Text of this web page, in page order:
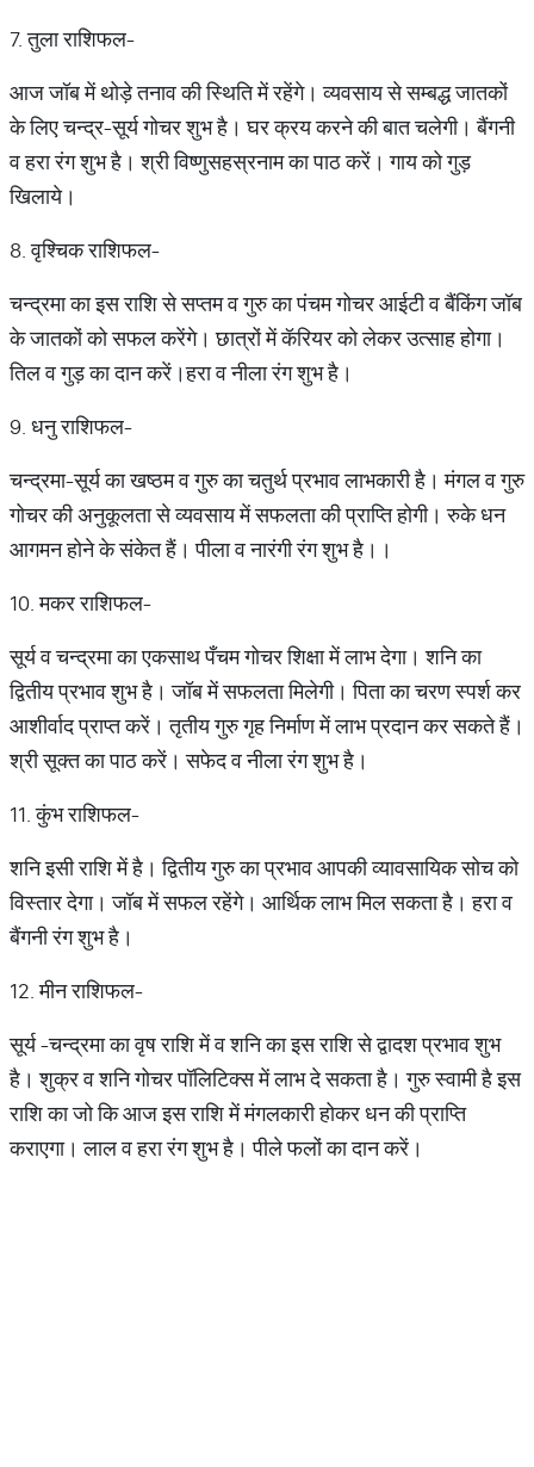
7. तुला राशिफल-
आज जॉब में थोड़े तनाव की स्थिति में रहेंगे। व्यवसाय से सम्बद्ध जातकों
के लिए चन्द्र-सूर्य गोचर शुभ है। घर क्रय करने की बात चलेगी। बैंगनी
व हरा रंग शुभ है। श्री विष्णुसहस्रनाम का पाठ करें। गाय को गुड़
खिलाये।
8. वृश्चिक राशिफल-
चन्द्रमा का इस राशि से सप्तम व गुरु का पंचम गोचर आईटी व बैंकिंग जॉब
के जातकों को सफल करेंगे। छात्रों में कॅरियर को लेकर उत्साह होगा।
तिल व गुड़ का दान करें।हरा व नीला रंग शुभ है।
9. धनु राशिफल-
चन्द्रमा-सूर्य का खष्ठम व गुरु का चतुर्थ प्रभाव लाभकारी है। मंगल व गुरु
गोचर की अनुकूलता से व्यवसाय में सफलता की प्राप्ति होगी। रुके धन
आगमन होने के संकेत हैं। पीला व नारंगी रंग शुभ है।।
10. मकर राशिफल-
सूर्य व चन्द्रमा का एकसाथ पँचम गोचर शिक्षा में लाभ देगा। शनि का
द्वितीय प्रभाव शुभ है। जॉब में सफलता मिलेगी। पिता का चरण स्पर्श कर
आशीर्वाद प्राप्त करें। तृतीय गुरु गृह निर्माण में लाभ प्रदान कर सकते हैं।
श्री सूक्त का पाठ करें। सफेद व नीला रंग शुभ है।
11. कुंभ राशिफल-
शनि इसी राशि में है। द्वितीय गुरु का प्रभाव आपकी व्यावसायिक सोच को
विस्तार देगा। जॉब में सफल रहेंगे। आर्थिक लाभ मिल सकता है। हरा व
बैंगनी रंग शुभ है।
12. मीन राशिफल-
सूर्य -चन्द्रमा का वृष राशि में व शनि का इस राशि से द्वादश प्रभाव शुभ
है। शुक्र व शनि गोचर पॉलिटिक्स में लाभ दे सकता है। गुरु स्वामी है इस
राशि का जो कि आज इस राशि में मंगलकारी होकर धन की प्राप्ति
कराएगा। लाल व हरा रंग शुभ है। पीले फलों का दान करें।